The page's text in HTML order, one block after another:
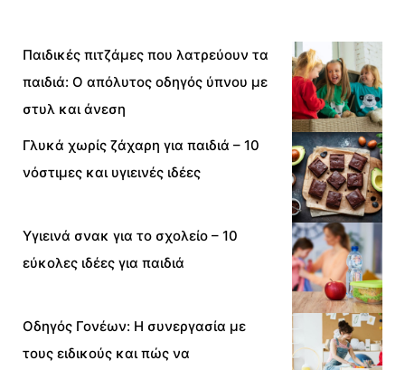
Παιδικές πιτζάμες που λατρεύουν τα
παιδιά: Ο απόλυτος οδηγός ύπνου με
στυλ και άνεση
Γλυκά χωρίς ζάχαρη για παιδιά – 10
νόστιμες και υγιεινές ιδέες
Υγιεινά σνακ για το σχολείο – 10
εύκολες ιδέες για παιδιά
Οδηγός Γονέων: Η συνεργασία με
τους ειδικούς και πώς να